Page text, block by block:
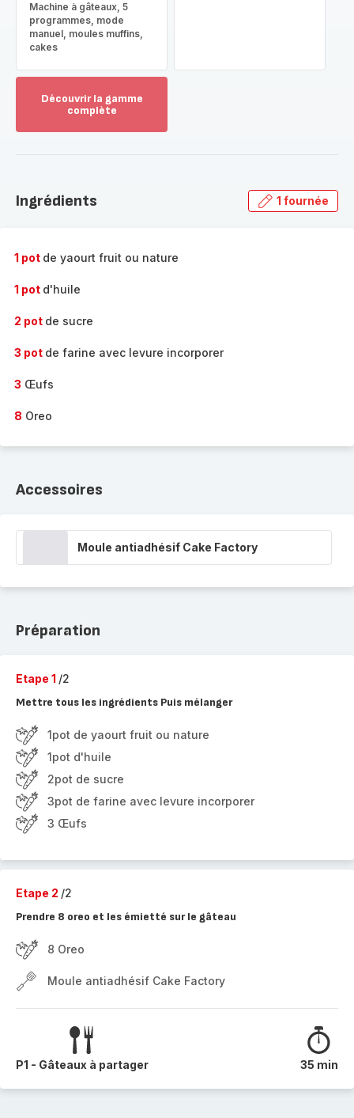
Machine à gâteaux, 5
programmes, mode
manuel, moules muffins,
cakes
Découvrir la gamme
complète
gamme
Ingrédients 1 fournée
1 pot de yaourt fruit ou nature
1 pot d'huile
2 pot de sucre
3 pot de farine avec levure incorporer
3 Œufs
8 Oreo
Accessoires
Moule antiadhésif Cake Factory
Préparation
Etape 1 /2
Mettre tous les ingrédients Puis mélanger
1pot de yaourt fruit ou nature
1pot d'huile
2pot de sucre
3pot de farine avec levure incorporer
3 Œufs
Etape 2 /2
Prendre 8 oreo et les émietté sur le gâteau
8 Oreo
Moule antiadhésif Cake Factory
P1 - Gâteaux à partager 35 min